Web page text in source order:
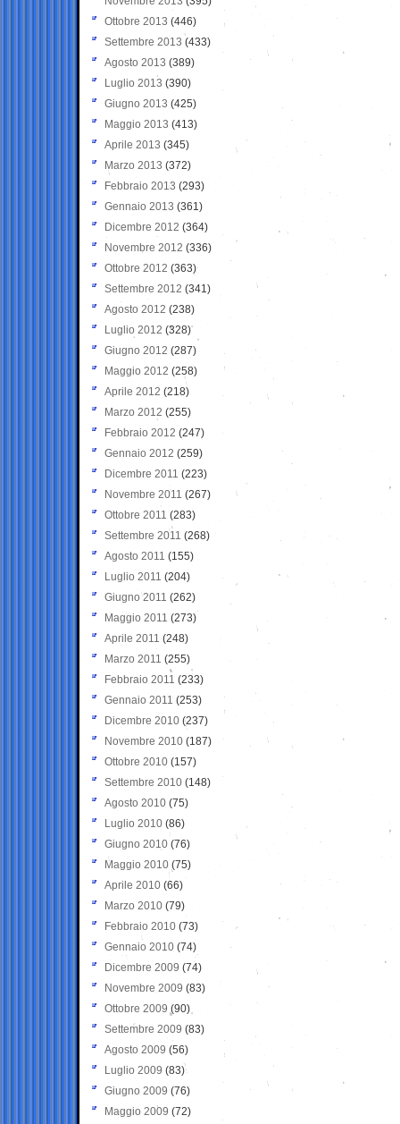
Ottobre 2013 (446)
Settembre 2013 (433)
Agosto 2013 (389)
Luglio 2013 (390)
Giugno 2013 (425)
Maggio 2013 (413)
Aprile 2013 (345)
Marzo 2013 (372)
Febbraio 2013 (293)
Gennaio 2013 (361)
Dicembre 2012 (364)
Novembre 2012 (336)
Ottobre 2012 (363)
Settembre 2012 (341)
Agosto 2012 (238)
Luglio 2012 (328)
Giugno 2012 (287)
Maggio 2012 (258)
Aprile 2012 (218)
Marzo 2012 (255)
Febbraio 2012 (247)
Gennaio 2012 (259)
Dicembre 2011 (223)
Novembre 2011 (267)
Ottobre 2011 (283)
Settembre 2011 (268)
Agosto 2011 (155)
Luglio 2011 (204)
Giugno 2011 (262)
Maggio 2011 (273)
Aprile 2011 (248)
Marzo 2011 (255)
Febbraio 2011 (233)
Gennaio 2011 (253)
Dicembre 2010 (237)
Novembre 2010 (187)
Ottobre 2010 (157)
Settembre 2010 (148)
Agosto 2010 (75)
Luglio 2010 (86)
Giugno 2010 (76)
Maggio 2010 (75)
Aprile 2010 (66)
Marzo 2010 (79)
Febbraio 2010 (73)
Gennaio 2010 (74)
Dicembre 2009 (74)
Novembre 2009 (83)
Ottobre 2009 (90)
Settembre 2009 (83)
Agosto 2009 (56)
Luglio 2009 (83)
Giugno 2009 (76)
Maggio 2009 (72)